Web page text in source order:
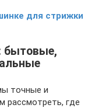
для стрижки
бытовые,
точные и
рассмотреть, где